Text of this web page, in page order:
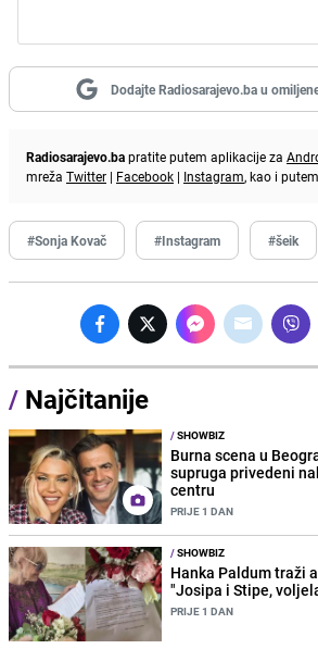
Dodajte Radiosarajevo.ba u
Radiosarajevo.bapratite putem aplikacije za
mreža Twitter | Facebook | Instagram, kao i
#Sonja Kovač #Instagram #šeik
/ Najčitanije
/SHOWBIZ
Burna scena u
supruga privedeni
centru
PRIJE 1 DAN
/SHOWBIZ
Hanka Paldum traži
"Josipa i Stipe,
PRIJE 1 DAN